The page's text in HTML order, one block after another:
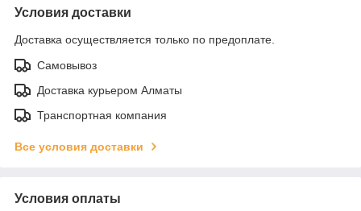
Условия доставки
Доставка осуществляется только по предоплате.
Самовывоз
Доставка курьером Алматы
Транспортная компания
Все условия доставки
Условия оплаты